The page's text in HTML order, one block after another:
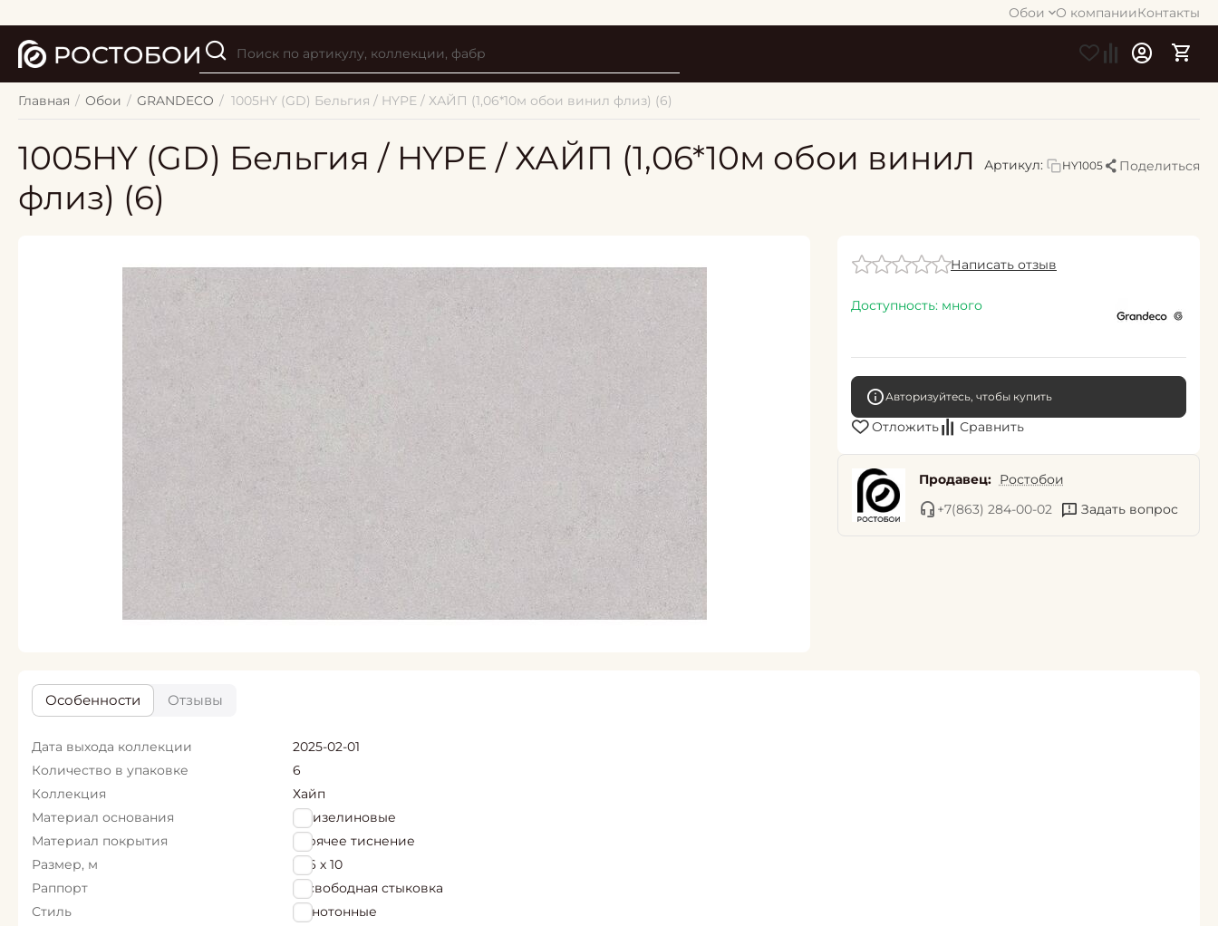
Обои О компанииКонтакты
Главная / Обои / GRANDECO / 1005HY (GD) Бельгия / HYPE / ХАЙП (1,06*10м обои винил флиз) (6)
1005HY (GD) Бельгия / HYPE / ХАЙП (1,06*10м обои винил
флиз) (6)
Артикул: HY1005 Поделиться
Написать отзыв
Доступность: много
Авторизуйтесь, чтобы купить
Отложить Сравнить
Продавец: Ростобои
+7(863) 284-00-02
Задать вопрос
Особенности Отзывы
Дата выхода коллекции
2025-02-01
Количество в упаковке
6
Коллекция
Хайп
Материал основания
Флизелиновые
Материал покрытия
горячее тиснение
Размер, м
1,06 х 10
Раппорт
0, свободная стыковка
Стиль
Однотонные